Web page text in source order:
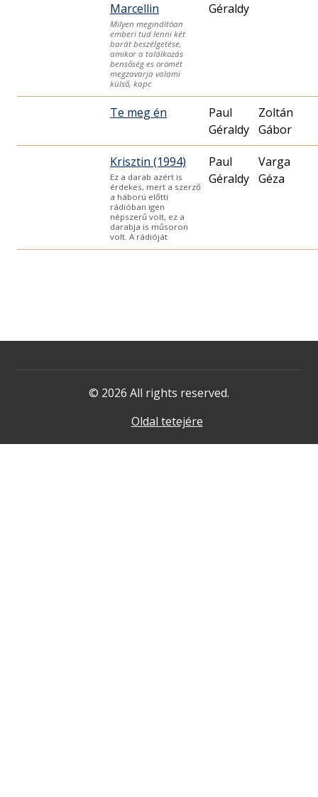
Marcellin
Milyen megindítóan
emberi tud lenni két
barát beszélgetése,
amikor a találkozás
bensőség es örömét
megzavarja valami
külső, kapc
Géraldy
Te meg én
Paul
Géraldy
Zoltán
Gábor
Krisztin (1994)
Ez a darab azért is
érdekes, mert a szerző
a háború előtti
rádióban igen
népszerű volt, ez a
darabja is műsoron
volt. A rádióját
Paul
Géraldy
Varga
Géza
© 2026 All rights reserved.
Oldal tetejére